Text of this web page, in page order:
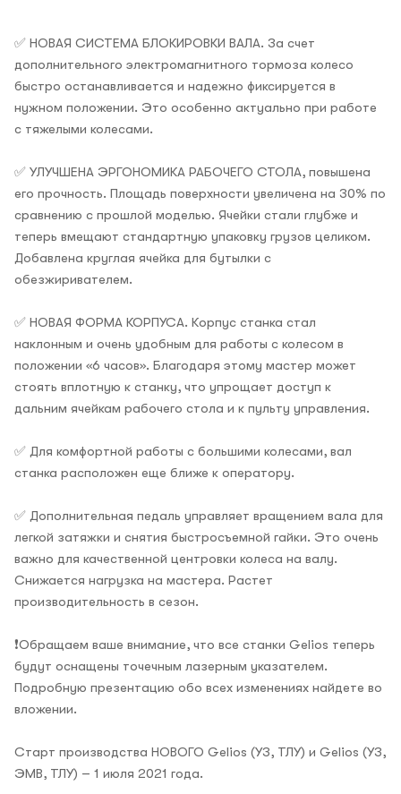
✅ НОВАЯ СИСТЕМА БЛОКИРОВКИ ВАЛА. За счет
дополнительного электромагнитного тормоза колесо
быстро останавливается и надежно фиксируется в
нужном положении. Это особенно актуально при работе
с тяжелыми колесами.
✅ УЛУЧШЕНА ЭРГОНОМИКА РАБОЧЕГО СТОЛА, повышена
его прочность. Площадь поверхности увеличена на 30% по
сравнению с прошлой моделью. Ячейки стали глубже и
теперь вмещают стандартную упаковку грузов целиком.
Добавлена круглая ячейка для бутылки с
обезжиривателем.
✅ НОВАЯ ФОРМА КОРПУСА. Корпус станка стал
наклонным и очень удобным для работы с колесом в
положении «6 часов». Благодаря этому мастер может
стоять вплотную к станку, что упрощает доступ к
дальним ячейкам рабочего стола и к пульту управления.
✅ Для комфортной работы с большими колесами, вал
станка расположен еще ближе к оператору.
✅ Дополнительная педаль управляет вращением вала для
легкой затяжки и снятия быстросъемной гайки. Это очень
важно для качественной центровки колеса на валу.
Снижается нагрузка на мастера. Растет
производительность в сезон.
❗Обращаем ваше внимание, что все станки Gelios теперь
будут оснащены точечным лазерным указателем.
Подробную презентацию обо всех изменениях найдете во
вложении.
Старт производства НОВОГО Gelios (УЗ, ТЛУ) и Gelios (УЗ,
ЭМВ, ТЛУ) – 1 июля 2021 года.